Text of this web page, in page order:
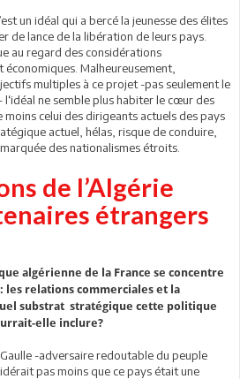
un idéal qui a bercé la jeunesse des élites
de lance de la libération de leurs pays.
au regard des considérations
Malheureusement,
multiples à ce projet -pas seulement le
ne semble plus habiter le cœur des
celui des dirigeants actuels des pays
actuel, hélas, risque de conduire,
des nationalismes étroits.
de l’Algérie
étrangers
algérienne de la France se concentre
les relations commerciales et la
substrat stratégique cette politique
elle inclure?
-adversaire redoutable du peuple
pas moins que ce pays était une